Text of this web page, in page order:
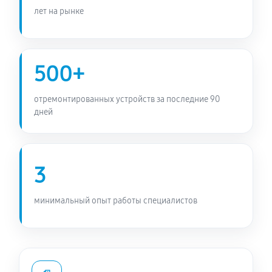
лет на рынке
500+
отремонтированных устройств за последние 90
дней
3
минимальный опыт работы специалистов